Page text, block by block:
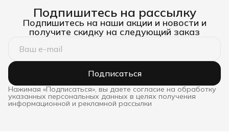
Подпишитесь на рассылку
Подпишитесь на наши акции и новости и
получите скидку на следующий заказ
Подписаться
Нажимая «Подписаться», вы даете согласие на обработку
указанных персональных данных в целях получения
информационной и рекламной рассылки